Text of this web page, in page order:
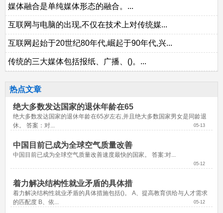
媒体融合是单纯媒体形态的融合。...
互联网与电脑的出现,不仅在技术上对传统媒...
互联网起始于20世纪80年代,崛起于90年代,兴...
传统的三大媒体包括报纸、广播、()。...
热点文章
绝大多数发达国家的退休年龄在65
绝大多数发达国家的退休年龄在65岁左右,并且绝大多数国家男女是同龄退
休。 答案：对...
05-13
中国目前已成为全球空气质量改善
中国目前已成为全球空气质量改善速度最快的国家。 答案:对...
05-12
着力解决结构性就业矛盾的具体措
着力解决结构性就业矛盾的具体措施包括()。 A、提高教育供给与人才需求
的匹配度 B、依...
05-12